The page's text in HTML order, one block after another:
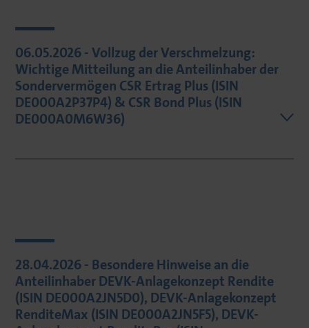
06.05.2026 - Vollzug der Verschmelzung:
Wichtige Mitteilung an die Anteilinhaber der
Sondervermögen CSR Ertrag Plus (ISIN
DE000A2P37P4) & CSR Bond Plus (ISIN
DE000A0M6W36)
28.04.2026 - Besondere Hinweise an die
Anteilinhaber DEVK-Anlagekonzept Rendite
(ISIN DE000A2JN5D0), DEVK-Anlagekonzept
RenditeMax (ISIN DE000A2JN5F5), DEVK-